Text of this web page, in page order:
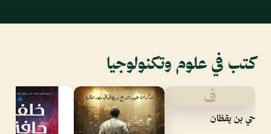
كتب في علوم وتكنولوجيا
ف
حي بن يقظان